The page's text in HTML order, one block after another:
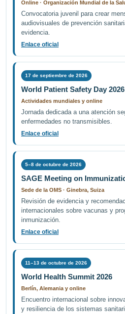
Online · Organización Mundial de la
Convocatoria juvenil para crear
audiovisuales de prevención
evidencia.
Enlace oficial
17 de septiembre de 2026
World Patient Safety Day 2026
Actividades mundiales y online
Jornada dedicada a una atención
enfermedades no transmisibles.
Enlace oficial
5–8 de octubre de 2026
SAGE Meeting on
Sede de la OMS · Ginebra, Suiza
Revisión de evidencia y
internacionales sobre vacunas y
inmunización.
Enlace oficial
11–13 de octubre de 2026
World Health Summit 2026
Berlín, Alemania y online
Encuentro internacional sobre
y resiliencia de los sistemas